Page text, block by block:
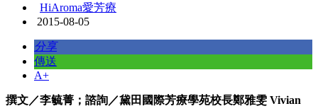
HiAroma愛芳療
2015-08-05
分享
傳送
A+
撰文／李毓菁；諮詢／黛田國際芳療學苑校長鄭雅雯 Vivian